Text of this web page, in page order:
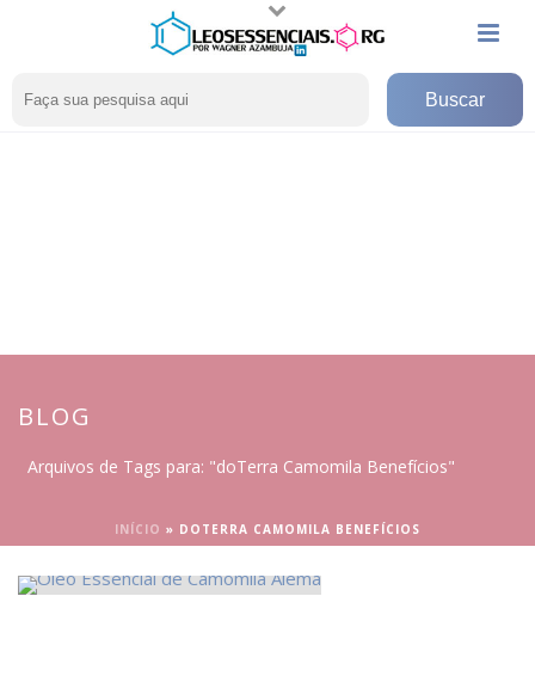
BLOG
Arquivos de Tags para: "doTerra Camomila Benefícios"
INÍCIO » DOTERRA CAMOMILA BENEFÍCIOS